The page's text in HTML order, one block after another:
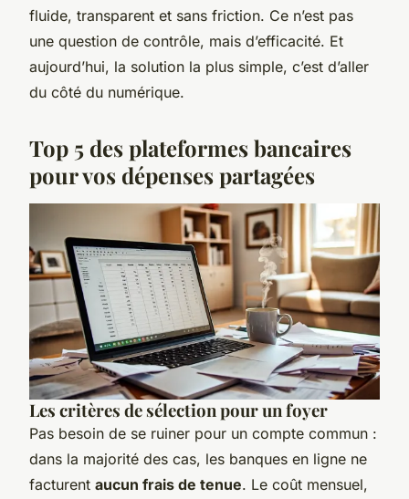
fluide, transparent et sans friction. Ce n’est pas
une question de contrôle, mais d’efficacité. Et
aujourd’hui, la solution la plus simple, c’est d’aller
du côté du numérique.
Top 5 des plateformes bancaires
pour vos dépenses partagées
Les critères de sélection pour un foyer
Pas besoin de se ruiner pour un compte commun :
dans la majorité des cas, les banques en ligne ne
facturent aucun frais de tenue. Le coût mensuel,